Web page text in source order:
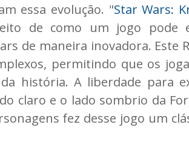
essa evolução. "Star Wars:
de como um jogo pode
de maneira inovadora. Este
permitindo que os
história. A liberdade para
claro e o lado sombrio da
fez desse jogo um